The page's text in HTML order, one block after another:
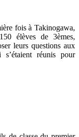
fois à Takinogawa,
élèves de 3èmes,
leurs questions aux
réunis pour